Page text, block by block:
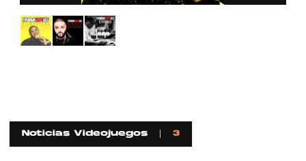
Noticias Videojuegos 3